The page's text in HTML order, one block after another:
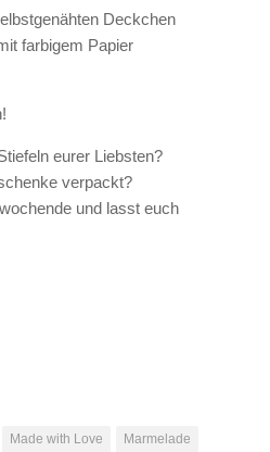
Deckchen
farbigem Papier
eurer Liebsten?
verpackt?
und lasst euch
Made with Love
Marmelade